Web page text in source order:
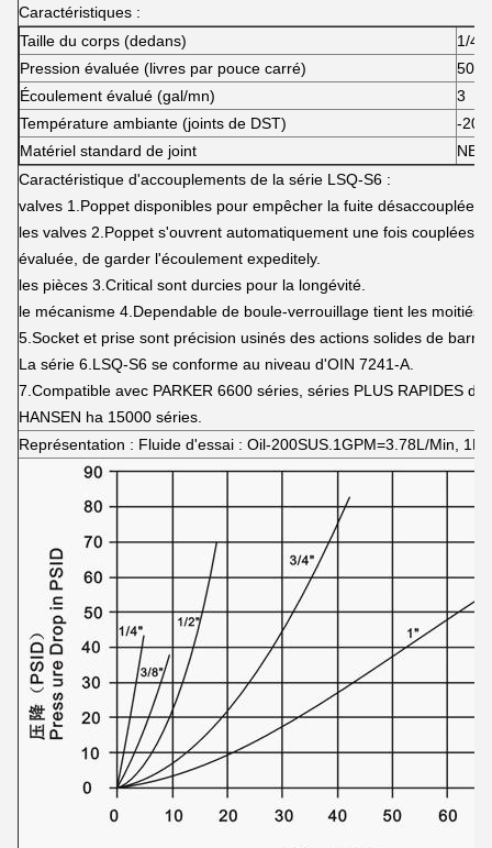
Caractéristiques :
Taille du corps (dedans)
1/4
Pression évaluée (livres par pouce carré)
5000
Écoulement évalué (gal/mn)
3
Température ambiante (joints de DST)
-
Matériel standard de joint
NBR
Caractéristique d'accouplements de la série LSQ-S6 :
valves 1.Poppet disponibles pour empêcher la fuite désaccouplée.
les valves 2.Poppet s'ouvrent automatiquement une fois couplées,
évaluée, de garder l'écoulement expeditely.
les pièces 3.Critical sont durcies pour la longévité.
le mécanisme 4.Dependable de boule-verrouillage tient les moitiés
5.Socket et prise sont précision usinés des actions solides de barre.
La série 6.LSQ-S6 se conforme au niveau d'OIN 7241-A.
7.Compatible avec PARKER 6600 séries, séries PLUS RAPIDES
HANSEN ha 15000 séries.
Représentation : Fluide d'essai : Oil-200SUS.1GPM=3.78L/Min,